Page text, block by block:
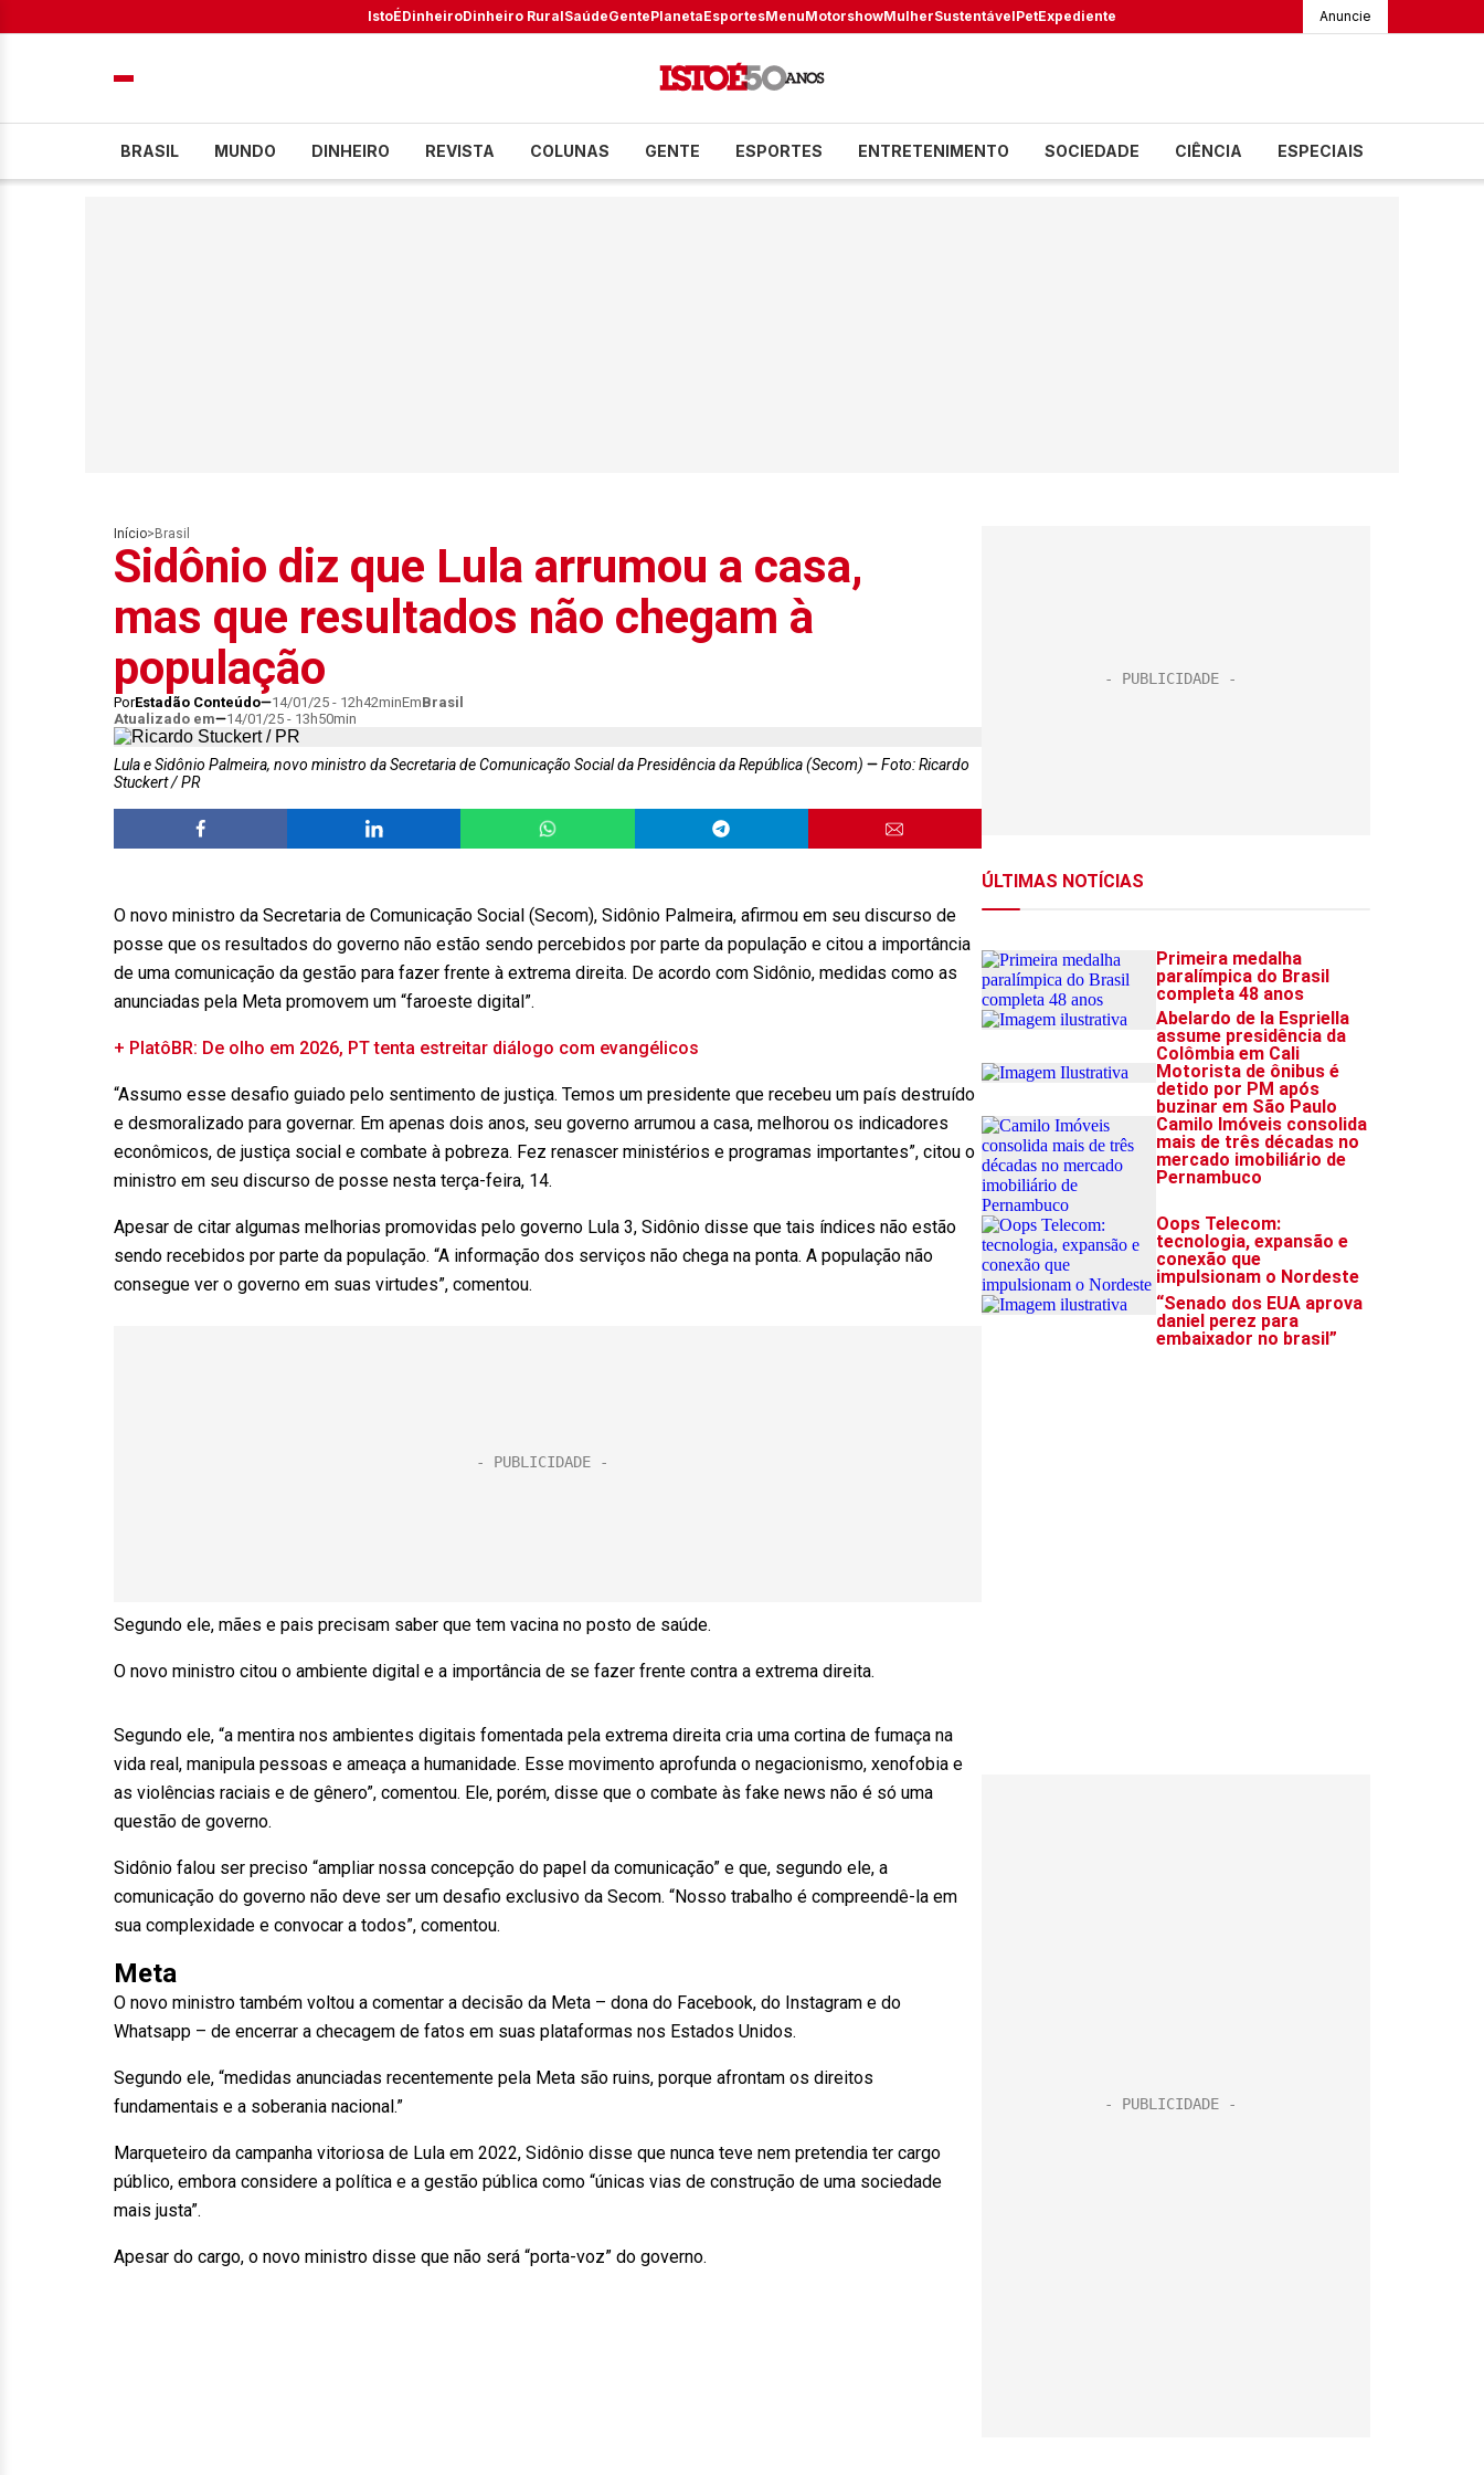
IstoÉDinheiroDinheiro RuralSaúdeGentePlanetaEsportesMenuMotorshowMulherSustentávelPetExpediente Anuncie
BRASIL MUNDO DINHEIRO REVISTA COLUNAS GENTE ESPORTES ENTRETENIMENTO SOCIEDADE CIÊNCIA ESPECIAIS
Início> Brasil
Sidônio diz que Lula arrumou a casa,
mas que resultados não chegam à
população
PorEstadão Conteúdo 14/01/25 - 12h42minEmBrasil
Atualizado em
14/01/25 - 13h50min
Lula e Sidônio Palmeira, novo ministro da Secretaria de Comunicação Social da Presidência da República (Secom)
Foto: Ricardo
Stuckert / PR
O novo ministro da Secretaria de Comunicação Social (Secom), Sidônio Palmeira, afirmou em seu discurso de
posse que os resultados do governo não estão sendo percebidos por parte da população e citou a importância
de uma comunicação da gestão para fazer frente à extrema direita. De acordo com Sidônio, medidas como as
anunciadas pela Meta promovem um “faroeste digital”.
+ PlatôBR: De olho em 2026, PT tenta estreitar diálogo com evangélicos
“Assumo esse desafio guiado pelo sentimento de justiça. Temos um presidente que recebeu um país destruído
e desmoralizado para governar. Em apenas dois anos, seu governo arrumou a casa, melhorou os indicadores
econômicos, de justiça social e combate à pobreza. Fez renascer ministérios e programas importantes”, citou o
ministro em seu discurso de posse nesta terça-feira, 14.
Apesar de citar algumas melhorias promovidas pelo governo Lula 3, Sidônio disse que tais índices não estão
sendo recebidos por parte da população. “A informação dos serviços não chega na ponta. A população não
consegue ver o governo em suas virtudes”, comentou.
Segundo ele, mães e pais precisam saber que tem vacina no posto de saúde.
O novo ministro citou o ambiente digital e a importância de se fazer frente contra a extrema direita.
Segundo ele, “a mentira nos ambientes digitais fomentada pela extrema direita cria uma cortina de fumaça na
vida real, manipula pessoas e ameaça a humanidade. Esse movimento aprofunda o negacionismo, xenofobia e
as violências raciais e de gênero”, comentou. Ele, porém, disse que o combate às fake news não é só uma
questão de governo.
Sidônio falou ser preciso “ampliar nossa concepção do papel da comunicação” e que, segundo ele, a
comunicação do governo não deve ser um desafio exclusivo da Secom. “Nosso trabalho é compreendê-la em
sua complexidade e convocar a todos”, comentou.
Meta
O novo ministro também voltou a comentar a decisão da Meta – dona do Facebook, do Instagram e do
Whatsapp – de encerrar a checagem de fatos em suas plataformas nos Estados Unidos.
Segundo ele, “medidas anunciadas recentemente pela Meta são ruins, porque afrontam os direitos
fundamentais e a soberania nacional.”
Marqueteiro da campanha vitoriosa de Lula em 2022, Sidônio disse que nunca teve nem pretendia ter cargo
público, embora considere a política e a gestão pública como “únicas vias de construção de uma sociedade
mais justa”.
Apesar do cargo, o novo ministro disse que não será “porta-voz” do governo.